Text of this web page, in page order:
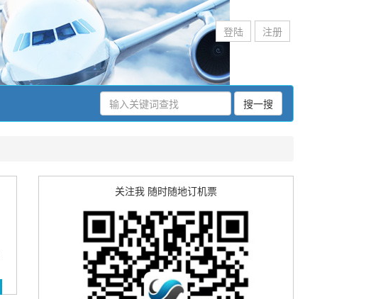
登陆 注册
搜一搜
关注我 随时随地订机票